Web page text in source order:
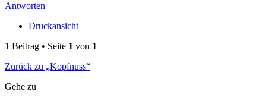
Antworten
Druckansicht
1 Beitrag • Seite 1 von 1
Zurück zu „Kopfnuss“
Gehe zu